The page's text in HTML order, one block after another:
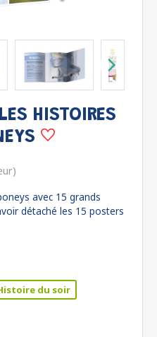
HISTOIRES
avec 15 grands
détaché les 15 posters
du soir